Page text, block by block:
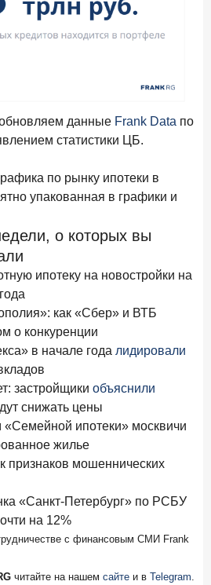
Поделиться
ИССЛЕДОВАНИЕ
2025 года
ИССЛЕДОВАНИЕ
селлеры ищут
высокими ставками и
года объем выдач кредитов
новая формула
ИССЛЕДОВАНИЕ
в России чувствуют себя
как трансформируется рынок
данные Frank Data по
статистики ЦБ.
по рынку ипотеки в
упакованная в графики и
о которых вы
ипотеку на новостройки на
как «Сбер» и ВТБ
о конкуренции
в начале года лидировали
застройщики объяснили
снижать цены
ипотеки» москвичи
жилье
признаков мошеннических
«Санкт-Петербург» по РСБУ
на 12%
с финансовым СМИ Frank
читайте на нашем сайте и в Telegram